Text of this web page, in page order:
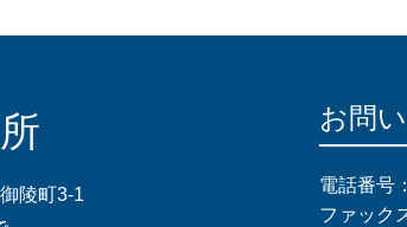
陵町3-1
お問
電話番号
ファック